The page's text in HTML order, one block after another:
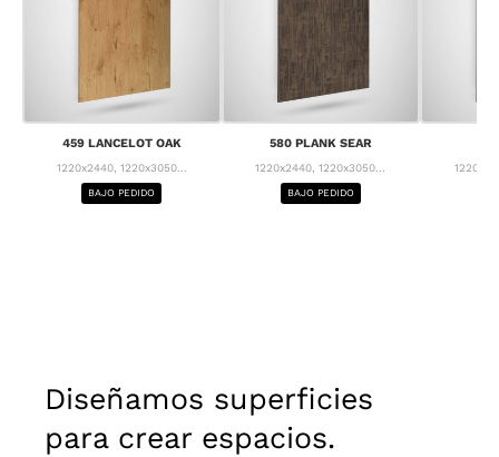
459 LANCELOT OAK
1220x2440, 1220x3050...
BAJO PEDIDO
580 PLANK SEAR
1220x2440, 1220x3050...
BAJO PEDIDO
Diseñamos superficies
para crear espacios.